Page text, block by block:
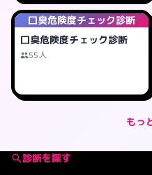
口臭危険度チェック診断
口臭危険度チェック診断
55人
もっ
診断を探す